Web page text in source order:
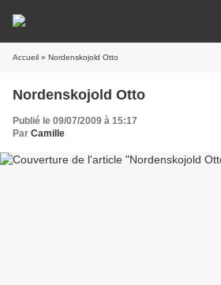
Accueil » Nordenskojold Otto
Nordenskojold Otto
Publié le 09/07/2009 à 15:17
Par Camille